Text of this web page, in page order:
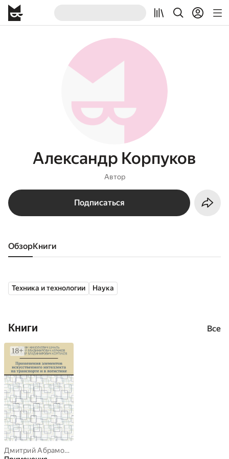
Александр Корпуков
Автор
Подписаться
Обзор книги
Техника и технологии Наука
Книги Все
Дмитрий Абрамов,